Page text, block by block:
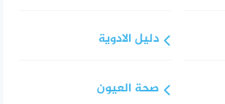
دليل الادوية
صحة العيون